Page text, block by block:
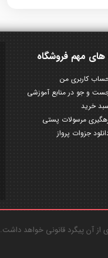
های مهم فروشگاه
کاربری من
و جو در منابع آموزشی
خرید
مرسولات پستی
جزوات پرواز
از آن پیگرد قانونی خواهد داشت.